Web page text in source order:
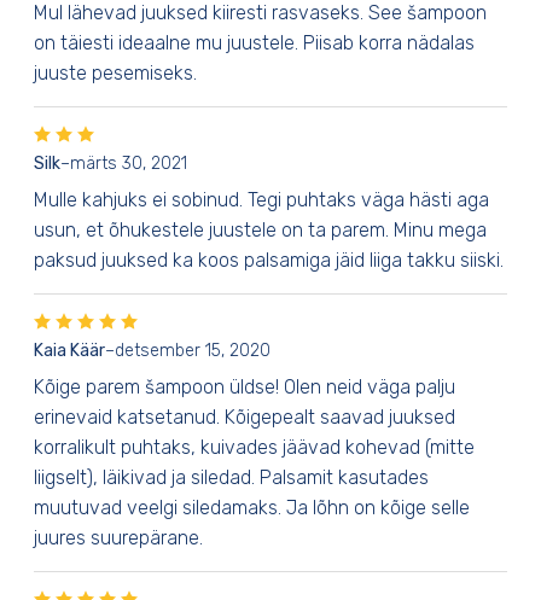
Mul lähevad juuksed kiiresti rasvaseks. See šampoon
on täiesti ideaalne mu juustele. Piisab korra nädalas
juuste pesemiseks.
Silk–märts 30, 2021
Mulle kahjuks ei sobinud. Tegi puhtaks väga hästi aga
usun, et õhukestele juustele on ta parem. Minu mega
paksud juuksed ka koos palsamiga jäid liiga takku siiski.
Kaia Käär–detsember 15, 2020
Kõige parem šampoon üldse! Olen neid väga palju
erinevaid katsetanud. Kõigepealt saavad juuksed
korralikult puhtaks, kuivades jäävad kohevad (mitte
liigselt), läikivad ja siledad. Palsamit kasutades
muutuvad veelgi siledamaks. Ja lõhn on kõige selle
juures suurepärane.